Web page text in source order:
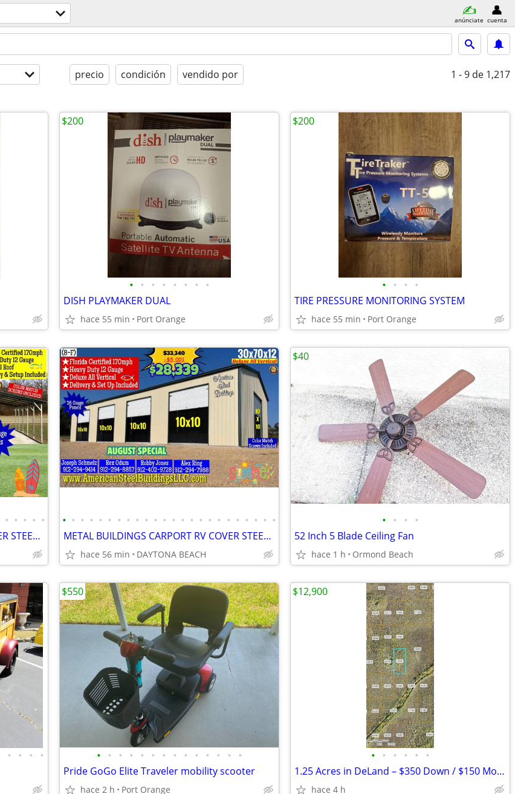
anúnciate cuenta
precio condición vendido por 1 - 9 de 1,217
• • • • • • • •
DISH PLAYMAKER DUAL
hace 55 min Port Orange
$200
• • • •
TIRE PRESSURE MONITORING SYSTEM
hace 55 min Port Orange
$200
• • • • •
METAL BUILDINGS CARPORT RV COVER STEEL GARAGE UTILITY SHED POLE BARN
• • • • • • • • • • • • • • • • • • • • • • • •
METAL BUILDINGS CARPORT RV COVER STEEL GARAGE POLE BARN METAL BUILDING
hace 56 min DAYTONA BEACH
• • • •
52 Inch 5 Blade Ceiling Fan
hace 1 h Ormond Beach
$40
• • • • • • • • • • • • • • • • • •
Pride GoGo Elite Traveler mobility scooter
hace 2 h Port Orange
$550
• • • • • •
1.25 Acres in DeLand – $350 Down / $150 Month – Owner Financing
hace 4 h
$12,900